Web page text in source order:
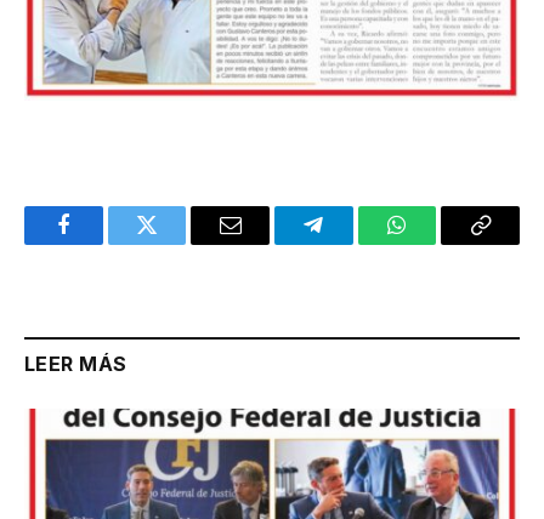
FacebookTwitter Email TelegramWhatsAppCopy
LEER MÁS